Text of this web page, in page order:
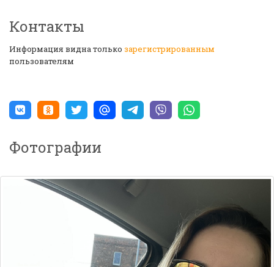
Контакты
Информация видна только зарегистрированным
пользователям
Фотографии